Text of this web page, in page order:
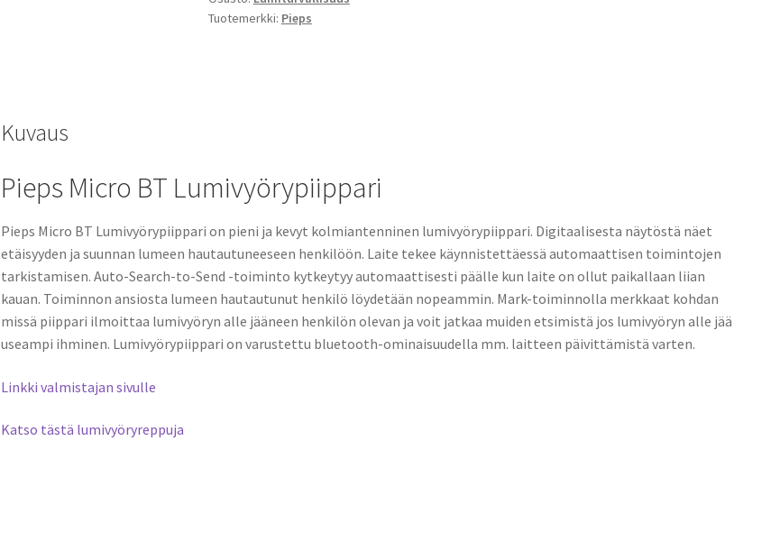
Tuotemerkki: Pieps
Kuvaus
Pieps Micro BT Lumivyörypiippari
Pieps Micro BT Lumivyörypiippari on pieni ja kevyt kolmiantenninen lumivyörypiippari. Digitaalisesta näytöstä näet
etäisyyden ja suunnan lumeen hautautuneeseen henkilöön. Laite tekee käynnistettäessä automaattisen toimintojen
tarkistamisen. Auto-Search-to-Send -toiminto kytkeytyy automaattisesti päälle kun laite on ollut paikallaan liian
kauan. Toiminnon ansiosta lumeen hautautunut henkilö löydetään nopeammin. Mark-toiminnolla merkkaat kohdan
missä piippari ilmoittaa lumivyöryn alle jääneen henkilön olevan ja voit jatkaa muiden etsimistä jos lumivyöryn alle jää
useampi ihminen. Lumivyörypiippari on varustettu bluetooth-ominaisuudella mm. laitteen päivittämistä varten.
Linkki valmistajan sivulle
Katso tästä lumivyöryreppuja